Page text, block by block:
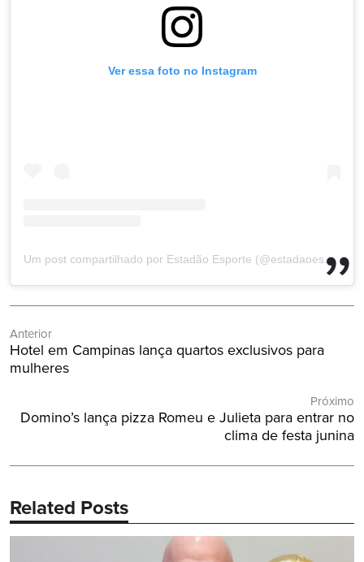
Ver essa foto no Instagram
Um post compartilhado por Estadão Esporte (@estadaoesporte)
de
Post
Anterior
Post
Anterior:
Hotel em Campinas lança quartos exclusivos para
mulheres
Próximo
Próximo
Domino’s lança pizza Romeu e Julieta para entrar no
clima de festa junina
Related Posts